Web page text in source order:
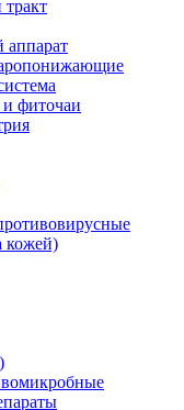
аппарат
фиточаи
кожей)